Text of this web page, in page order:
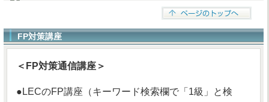
FP対策講座
＜FP対策通信講座＞
●LECのFP講座（キーワード検索欄で「1級」と検